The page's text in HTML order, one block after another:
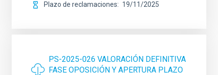
Plazo de reclamaciones
19/11/2025
PS-2025-026 VALORACIÓN DEFINITIVA
FASE OPOSICIÓN Y APERTURA PLAZO